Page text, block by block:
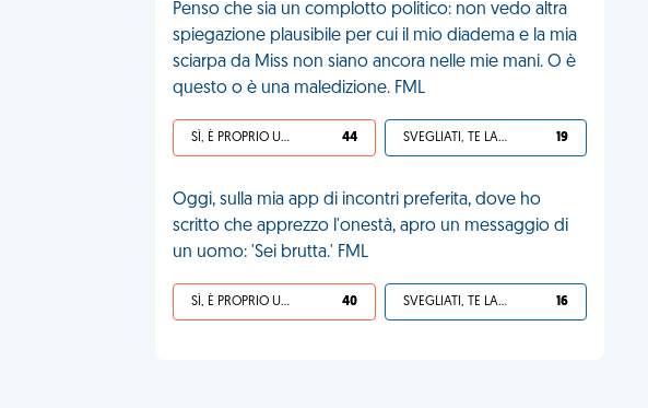
Penso che sia un complotto politico: non vedo altra
spiegazione plausibile per cui il mio diadema e la mia
sciarpa da Miss non siano ancora nelle mie mani. O è
questo o è una maledizione. FML
SÌ, È PROPRIO UNA VDM! 44 SVEGLIATI, TE LA SEI CERCATA! 19
Oggi, sulla mia app di incontri preferita, dove ho
scritto che apprezzo l'onestà, apro un messaggio di
un uomo: 'Sei brutta.' FML
SÌ, È PROPRIO UNA VDM! 40 SVEGLIATI, TE LA SEI CERCATA! 16